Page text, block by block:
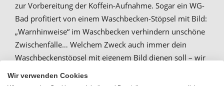
zur Vorbereitung der Koffein-Aufnahme. Sogar ein WG-
Bad profitiert von einem Waschbecken-Stöpsel mit Bild:
„Warnhinweise“ im Waschbecken verhindern unschöne
Zwischenfälle… Welchem Zweck auch immer dein
Waschbeckenstöpsel mit eigenem Bild dienen soll – wir
bedrucken ihn dir!
Wir verwenden Cookies